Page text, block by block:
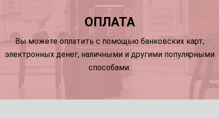
ОПЛАТА
Вы можете оплатить с помощью банковских карт,
электронных денег, наличными и другими популярными
способами.